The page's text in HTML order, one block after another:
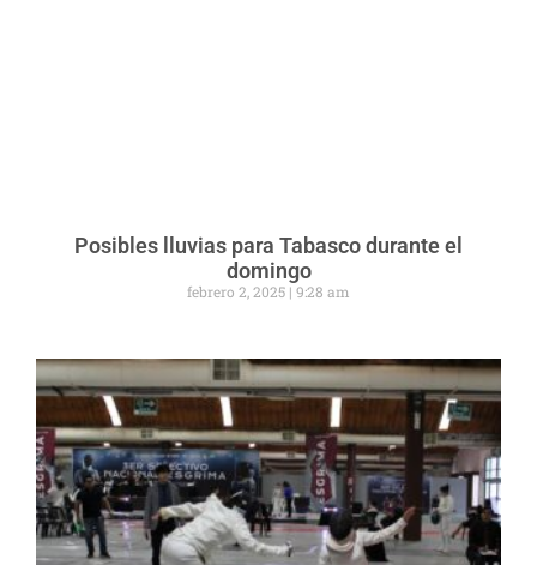
Posibles lluvias para Tabasco durante el
domingo
febrero 2, 2025 9:28 am